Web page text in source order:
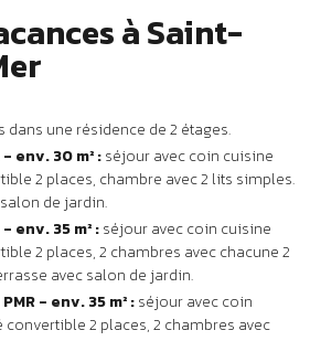
- env. 35 m² :
2 places, 2 chambres avec
ou terrasse avec salon de jardin.
aux personnes à mobilité réduite.
communs, lit bébé (sur
à vélos sécurisé, parking privé.
de TV, laverie, forfait ménage. En juillet